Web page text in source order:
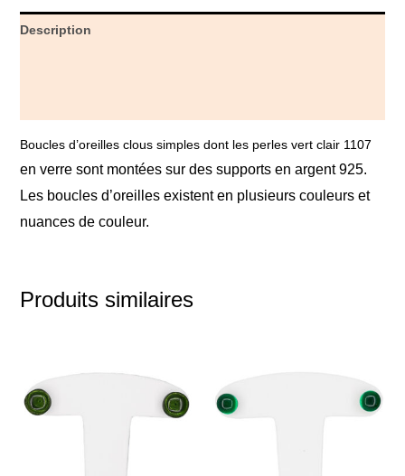
Description
Boucles d’oreilles clous simples dont les perles vert clair 1107
en verre sont montées sur des supports en argent 925.
Les boucles d’oreilles existent en plusieurs couleurs et
nuances de couleur.
Produits similaires